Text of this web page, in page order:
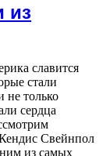
из
славится
стали
не только
сердца
Свейнпол
из самых